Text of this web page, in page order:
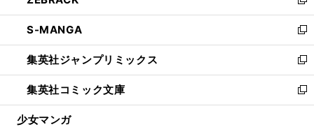
開
く
ウ
で
開
く
ン
ド
ウ
で
開
く
ウ
ィ
ン
ド
ウ
で
開
新
し
い
ウ
ィ
ン
ド
ウ
S-MANGA
新
し
い
ウ
ィ
ン
集英社ジャンプリミックス
新
し
い
ウ
集英社コミック文庫
新
し
少女マンガ